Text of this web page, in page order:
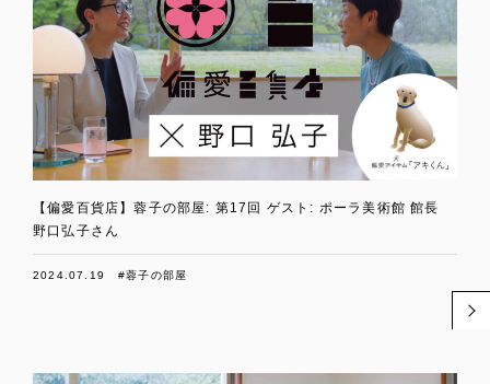
【偏愛百貨店】蓉子の部屋: 第17回 ゲスト: ポーラ美術館 館長
野口弘子さん
2024.07.19 #蓉子の部屋